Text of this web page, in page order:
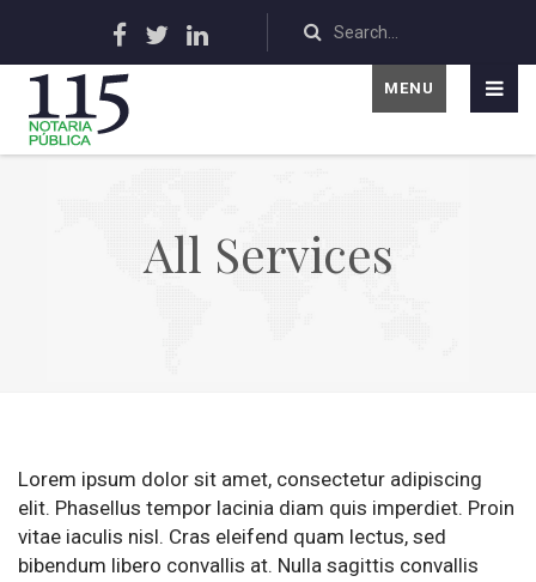
MENU
All Services
Lorem ipsum dolor sit amet, consectetur adipiscing
elit. Phasellus tempor lacinia diam quis imperdiet. Proin
vitae iaculis nisl. Cras eleifend quam lectus, sed
bibendum libero convallis at. Nulla sagittis convallis